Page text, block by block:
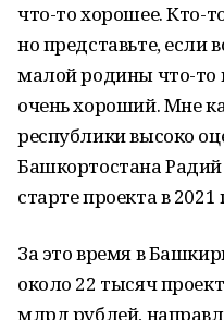
что-то хорошее. Кто-
но представьте, если
малой родины что-то
очень хороший. Мне
республики высоко
Башкортостана Радий
старте проекта в 2021
За это время в
около 22 тысяч
млрд рублей,